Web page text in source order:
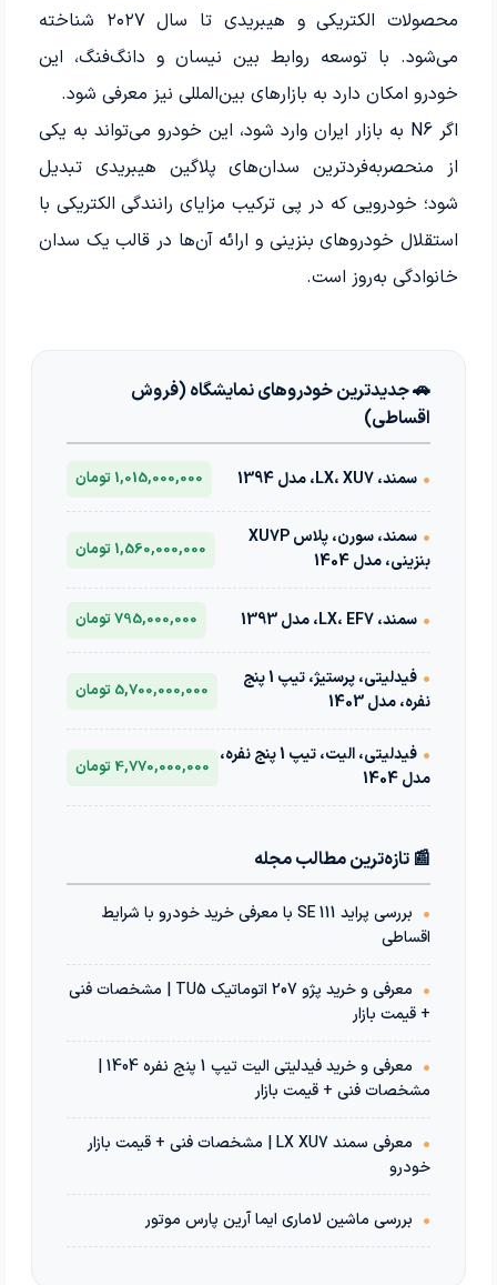
محصولات الکتریکی و هیبریدی تا سال ۲۰۲۷ شناخته
می‌شود. با توسعه روابط بین نیسان و دانگ‌فنگ، این
خودرو امکان دارد به بازارهای بین‌المللی نیز معرفی شود.
اگر N6 به بازار ایران وارد شود، این خودرو می‌تواند به یکی
از منحصر‌به‌فردترین سدان‌های پلاگین هیبریدی تبدیل
شود؛ خودرویی که در پی ترکیب مزایای رانندگی الکتریکی با
استقلال خودروهای بنزینی و ارائه آن‌ها در قالب یک سدان
خانوادگی به‌روز است.
🚗 جدیدترین خودروهای نمایشگاه (فروش
اقساطی)
• سمند، LX، XU7، مدل 1394 1,015,000,000 تومان
•
سمند، سورن، پلاس XU7P
بنزینی، مدل 1404
1,560,000,000 تومان
• سمند، LX، EF7، مدل 1393 795,000,000 تومان
•
فیدلیتی، پرستیژ، تیپ 1 پنج
نفره، مدل 1403
5,700,000,000 تومان
•
فیدلیتی، الیت، تیپ 1 پنج نفره،
مدل 1404
4,770,000,000 تومان
📰 تازه‌ترین مطالب مجله
•
بررسی پراید 111 SE با معرفی خرید خودرو با شرایط
اقساطی
•
معرفی و خرید پژو 207 اتوماتیک TU5 | مشخصات فنی
+ قیمت بازار
•
معرفی و خرید فیدلیتی الیت تیپ 1 پنج نفره 1404 |
مشخصات فنی + قیمت بازار
•
معرفی سمند LX XU7 | مشخصات فنی + قیمت بازار
خودرو
• بررسی ماشین لاماری ایما آرین پارس موتور